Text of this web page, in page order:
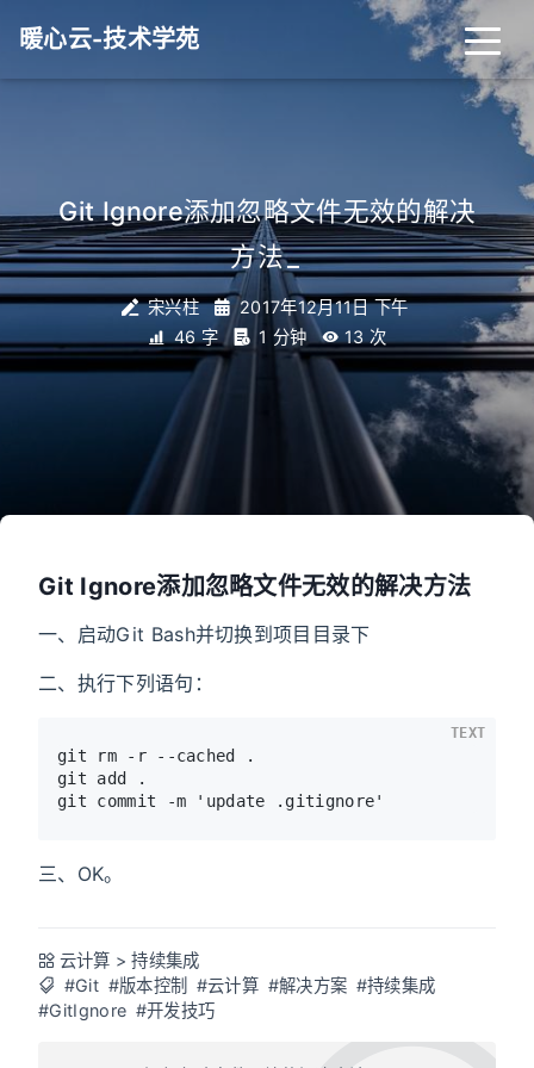
暖心云-技术学苑
Git Ignore添加忽略文件无效的解决
方法_
宋兴柱
2017年12月11日 下午
46 字
1 分钟 13 次
Git Ignore添加忽略文件无效的解决方法
一、启动Git Bash并切换到项目目录下
二、执行下列语句：
git rm -r --cached .
git add .
TEXT
三、OK。
云计算 > 持续集成
#Git #版本控制 #云计算 #解决方案 #持续集成
#GitIgnore #开发技巧